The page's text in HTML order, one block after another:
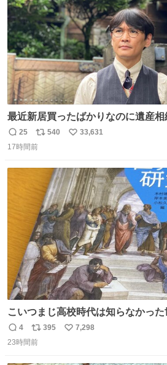
最近新居買ったばかりなのに遺産
長男
返
信
25
リ
ポ
数
540
い
数
33,631
17時間前
こいつまじ高校時代は知らなかっ
𝑩𝑰𝑮 𝑳𝑶𝑽𝑬＿＿
返
信
4
リ
ポ
395
い
7,298
23時間前